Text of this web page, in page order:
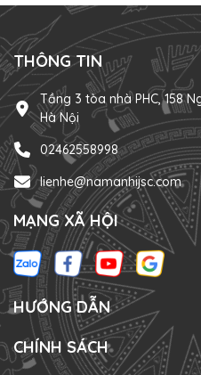
không hiệu quả? Thực tế,
quá trình chăm...
THÔNG TIN
Tầng 3 tòa nhà PHC, 158
Hà Nội
02462558998
lienhe@namanhijsc.com
MẠNG XÃ HỘI
HƯỚNG DẪN
CHÍNH SÁCH